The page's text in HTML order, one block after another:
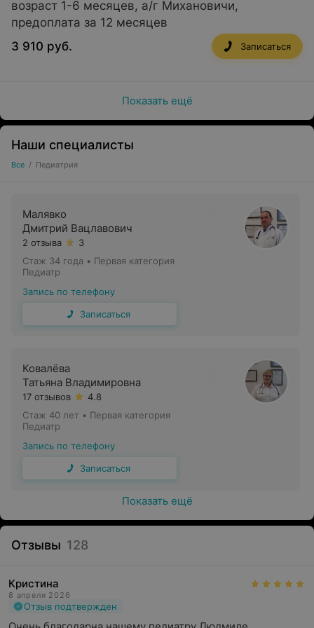
возраст 1-6 месяцев, а/г Михановичи,
предоплата за 12 месяцев
3 910 руб.
Записаться
Показать ещё
Наши специалисты
Все / Педиатрия
Малявко
Дмитрий Вацлавович
2 отзыва
3
Стаж 34 года • Первая категория
Педиатр
Запись по телефону
Записаться
Ковалёва
Татьяна Владимировна
17 отзывов
4.8
Стаж 40 лет • Первая категория
Педиатр
Запись по телефону
Записаться
Показать ещё
Отзывы 128
Кристина
8 апреля 2026
Отзыв подтвержден